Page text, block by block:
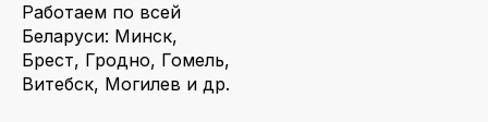
Работаем по всей
Беларуси: Минск,
Брест, Гродно, Гомель,
Витебск, Могилев и др.